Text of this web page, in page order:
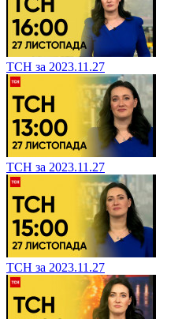
ТСН за 2023.11.27
ТСН за 2023.11.27
ТСН за 2023.11.27